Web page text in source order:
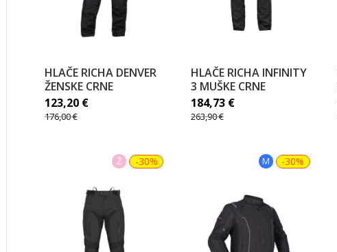
HLAČE RICHA DENVER
ŽENSKE CRNE
123,20 €
176,00€
HLAČE RICHA INFINITY
3 MUŠKE CRNE
184,73 €
263,90€
Ž -30% M -30%